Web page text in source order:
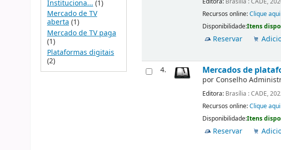
Instituciona... (1)
Mercado de TV
aberta(1)
Mercado de TV paga
(1)
Plataformas digitais
(2)
Recursos online:Clique
Disponibilidade:Itens
Reservar
4. Mercados de
por Conselho
Editora: Brasília : CADE,
Recursos online:Clique
Disponibilidade:Itens
Reservar